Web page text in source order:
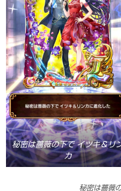
秘密は薔薇の下で イツキ＆リ
カ
秘密は薔薇